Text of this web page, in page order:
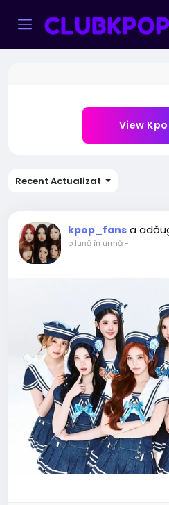
View
Recent Actualizat
kpop_fans a
o lună în urmă-